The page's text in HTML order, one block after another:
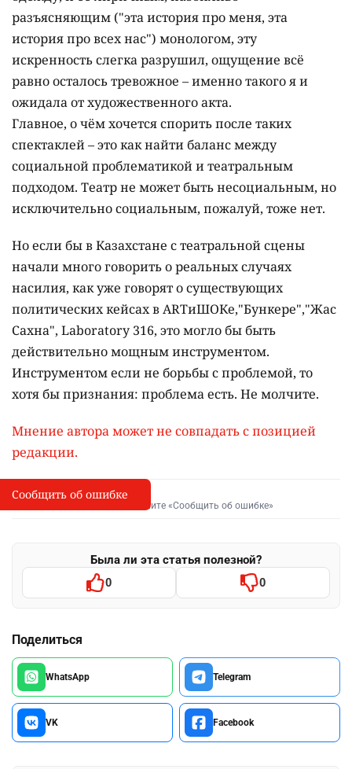
разъясняющим ("эта история про меня, эта
история про всех нас") монологом, эту
искренность слегка разрушил, ощущение всё
равно осталось тревожное – именно такого я и
ожидала от художественного акта.
Главное, о чём хочется спорить после таких
спектаклей – это как найти баланс между
социальной проблематикой и театральным
подходом. Театр не может быть несоциальным, но
исключительно социальным, пожалуй, тоже нет.
Но если бы в Казахстане с театральной сцены
начали много говорить о реальных случаях
насилия, как уже говорят о существующих
политических кейсах в ARTиШОКе,"Бункере","Жас
Сахна", Laboratory 316, это могло бы быть
действительно мощным инструментом.
Инструментом если не борьбы с проблемой, то
хотя бы признания: проблема есть. Не молчите.
Мнение автора может не совпадать с позицией
редакции.
I
Сообщить об опечатке
Выделите фрагмент и нажмите «Сообщить об ошибке»
Была ли эта статья полезной?
0 0
Поделиться
WhatsApp Telegram
VK Facebook
Сообщить об ошибке